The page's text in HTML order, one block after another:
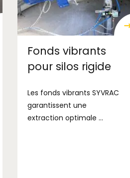
Fonds vibrants
pour silos rigide
Les fonds vibrants SYVRAC
garantissent une
extraction optimale ...